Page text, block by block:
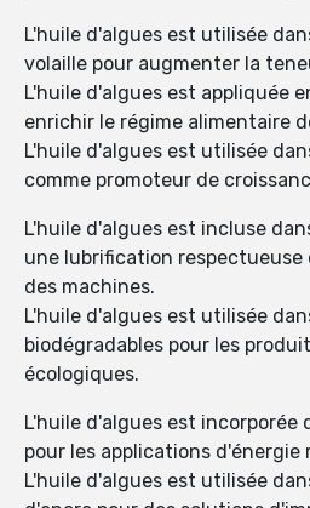
L'huile d'algues est utilisée
volaille pour augmenter la
L'huile d'algues est appliquée
enrichir le régime alimentaire
L'huile d'algues est utilisée
comme promoteur de
L'huile d'algues est incluse
une lubrification respectueuse
des machines.
L'huile d'algues est utilisée
biodégradables pour les
écologiques.
L'huile d'algues est incorporée
pour les applications d'énergie
L'huile d'algues est utilisée